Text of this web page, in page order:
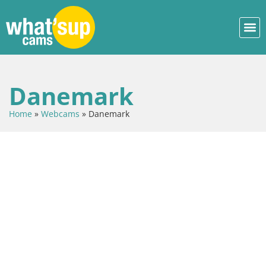
Danemark
Home » Webcams » Danemark